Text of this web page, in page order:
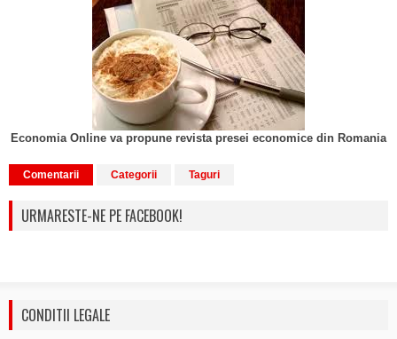
Economia Online va propune revista presei economice din Romania
Comentarii Categorii Taguri
URMARESTE-NE PE FACEBOOK!
CONDITII LEGALE